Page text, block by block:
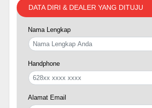
DATA DIRI & DEALER YANG DITUJU
Nama Lengkap
Handphone
Alamat Email